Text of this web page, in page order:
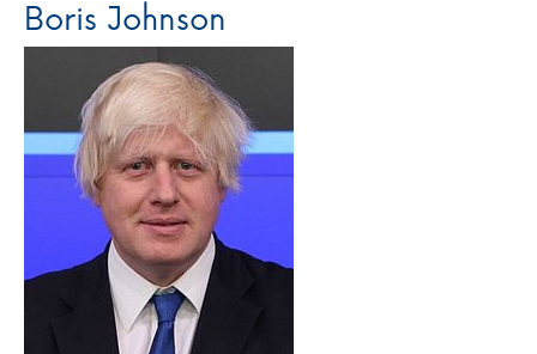
Liliana Bardijewska
Mike Barfield
Marta Bartolj
Agnese Baruzziová
Tereza Bebarová
Jordan Belfort
Václav Bělohradský
Vladislav Beneš
Anna Benning
Adrian Besley
Boris Johnson